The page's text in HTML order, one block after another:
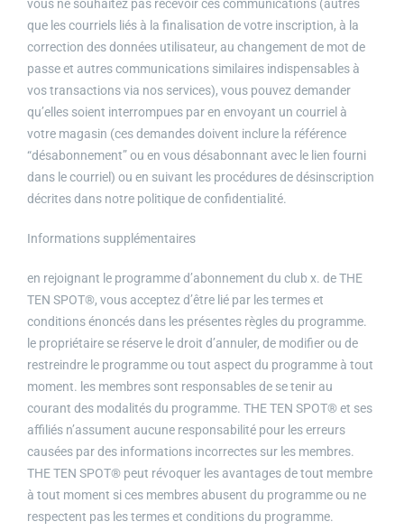
vous ne souhaitez pas recevoir ces communications (autres
que les courriels liés à la finalisation de votre inscription, à la
correction des données utilisateur, au changement de mot de
passe et autres communications similaires indispensables à
vos transactions via nos services), vous pouvez demander
qu’elles soient interrompues par en envoyant un courriel à
votre magasin (ces demandes doivent inclure la référence
“désabonnement” ou en vous désabonnant avec le lien fourni
dans le courriel) ou en suivant les procédures de désinscription
décrites dans notre politique de confidentialité.
Informations supplémentaires
en rejoignant le programme d’abonnement du club x. de THE
TEN SPOT®, vous acceptez d’être lié par les termes et
conditions énoncés dans les présentes règles du programme.
le propriétaire se réserve le droit d’annuler, de modifier ou de
restreindre le programme ou tout aspect du programme à tout
moment. les membres sont responsables de se tenir au
courant des modalités du programme. THE TEN SPOT® et ses
affiliés n’assument aucune responsabilité pour les erreurs
causées par des informations incorrectes sur les membres.
THE TEN SPOT® peut révoquer les avantages de tout membre
à tout moment si ces membres abusent du programme ou ne
respectent pas les termes et conditions du programme.